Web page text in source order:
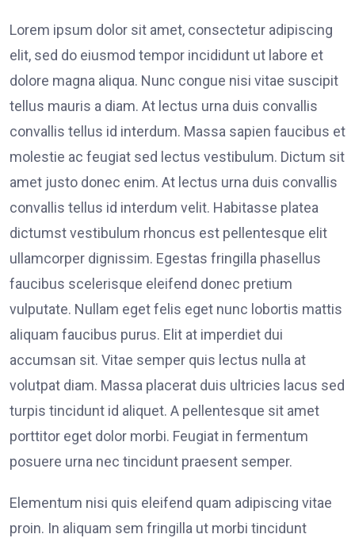
Lorem ipsum dolor sit amet, consectetur adipiscing
elit, sed do eiusmod tempor incididunt ut labore et
dolore magna aliqua. Nunc congue nisi vitae suscipit
tellus mauris a diam. At lectus urna duis convallis
convallis tellus id interdum. Massa sapien faucibus et
molestie ac feugiat sed lectus vestibulum. Dictum sit
amet justo donec enim. At lectus urna duis convallis
convallis tellus id interdum velit. Habitasse platea
dictumst vestibulum rhoncus est pellentesque elit
ullamcorper dignissim. Egestas fringilla phasellus
faucibus scelerisque eleifend donec pretium
vulputate. Nullam eget felis eget nunc lobortis mattis
aliquam faucibus purus. Elit at imperdiet dui
accumsan sit. Vitae semper quis lectus nulla at
volutpat diam. Massa placerat duis ultricies lacus sed
turpis tincidunt id aliquet. A pellentesque sit amet
porttitor eget dolor morbi. Feugiat in fermentum
posuere urna nec tincidunt praesent semper.
Elementum nisi quis eleifend quam adipiscing vitae
proin. In aliquam sem fringilla ut morbi tincidunt